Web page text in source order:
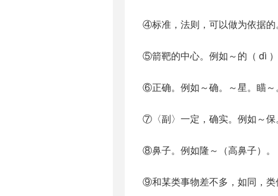
④标准，法则，可以做为依据的
⑤箭靶的中心。例如～的（ dì ）
⑥正确。例如～确。～星。瞄～。
⑦〈副〉一定，确实。例如～保
⑧鼻子。例如隆～（高鼻子）。
⑨和某类事物差不多，如同，类